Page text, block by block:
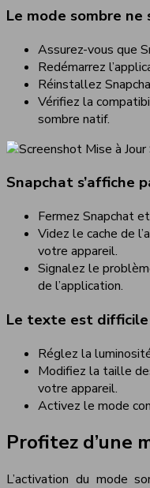
Le mode sombre ne
Assurez-vous que
Redémarrez
Réinstallez
Vérifiez la
sombre natif.
Snapchat s’affiche
Fermez Snapchat
Videz le cache de
votre appareil.
Signalez le
de l’application.
Le texte est difficile
Réglez la
Modifiez la taille
votre appareil.
Activez le mode
Profitez d’une
L’activation du mode